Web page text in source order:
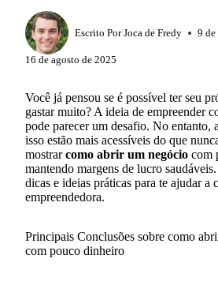
Escrito Por Joca de Fredy 9 de
16 de agosto de 2025
Você já pensou se é possível ter seu
gastar muito? A ideia de empreender
pode parecer um desafio. No entanto,
isso estão mais acessíveis do que
mostrarcomo abrir um negócio com
mantendo margens de lucro
dicas e ideias práticas para te ajudar a
empreendedora.
Principais Conclusões sobre como
com pouco dinheiro